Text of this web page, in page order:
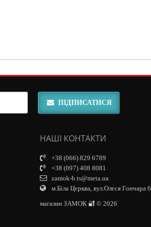
ПІДПИСАТИСЯ
НАШІ КОНТАКТИ
+38 (066) 829 6789
+38 (097) 408 8081
zamok-b.ts@meta.ua
м.Біла Церква, вул.Олеся Гончара 6
магазин ЗАМОК 🔐 © 2026